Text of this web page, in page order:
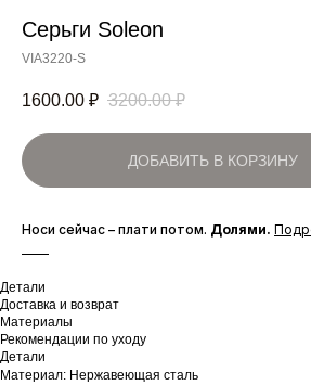
Серьги Soleon
Артикул:
VIA3220-S
1600.00 ₽ 3200.00 ₽
ДОБАВИТЬ В КОРЗИНУ
Носи сейчас – плати потом. Долями.
Детали
Доставка и возврат
Материалы
Рекомендации по уходу
Детали
Материал: Нержавеющая сталь